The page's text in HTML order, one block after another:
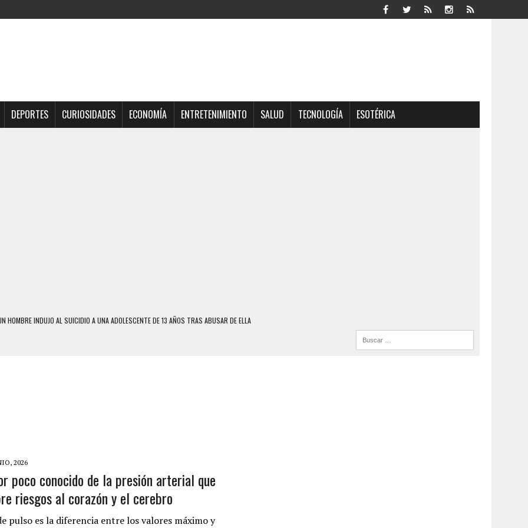
DEPORTES CURIOSIDADES ECONOMÍA ENTRETENIMIENTO SALUD TECNOLOGÍA ESOTÉRICA
HOMBRE INDUJO AL SUICIDIO A UNA ADOLESCENTE DE 13 AÑOS TRAS ABUSAR DE ELLA
MURIÓ A MANOS DE VARIOS DE ELLOS EN MATURÍN
HALLARON EL CUERPO DENTRO DE SU CASA
SER ACOSADA Y ABUSADA POR LA PAREJA DE SU ABUELA
UNA ADOLESCENTE VENEZOLANA EN REUNIÓN CON AMIGOS
DESENCADENÓ TRAGEDIA FAMILIAR
2026
poco conocido de la presión arterial que
riesgos al corazón y el cerebro
pulso es la diferencia entre los valores máximo y